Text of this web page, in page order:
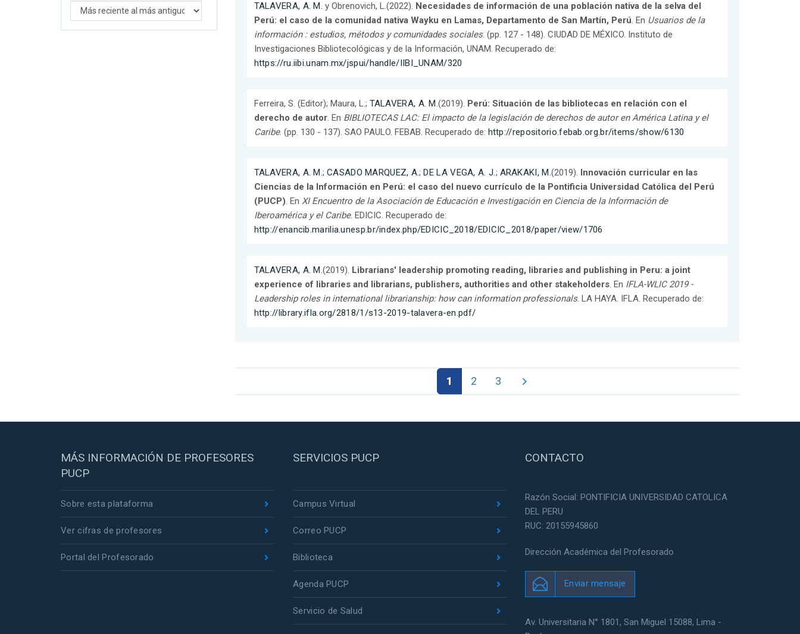
TALAVERA, A. M. y Obrenovich, L.(2022). Necesidades de información de una población nativa de la selva del
Perú: el caso de la comunidad nativa Wayku en Lamas, Departamento de San Martín, Perú. En Usuarios de la
información : estudios, métodos y comunidades sociales. (pp. 127 - 148). CIUDAD DE MÉXICO. Instituto de
Investigaciones Bibliotecológicas y de la Información, UNAM. Recuperado de:
https://ru.iibi.unam.mx/jspui/handle/IIBI_UNAM/320
Ferreira, S. (Editor); Maura, L.; TALAVERA, A. M.(2019). Perú: Situación de las bibliotecas en relación con el
derecho de autor. En BIBLIOTECAS LAC: El impacto de la legislación de derechos de autor en América Latina y el
Caribe. (pp. 130 - 137). SAO PAULO. FEBAB. Recuperado de: http://repositorio.febab.org.br/items/show/6130
TALAVERA, A. M.; CASADO MARQUEZ, A.; DE LA VEGA, A. J.; ARAKAKI, M.(2019). Innovación curricular en las
Ciencias de la Información en Perú: el caso del nuevo currículo de la Pontificia Universidad Católica del Perú
(PUCP). En XI Encuentro de la Asociación de Educación e Investigación en Ciencia de la Información de
Iberoamérica y el Caribe. EDICIC. Recuperado de:
http://enancib.marilia.unesp.br/index.php/EDICIC_2018/EDICIC_2018/paper/view/1706
TALAVERA, A. M.(2019). Librarians' leadership promoting reading, libraries and publishing in Peru: a joint
experience of libraries and librarians, publishers, authorities and other stakeholders. En IFLA-WLIC 2019 -
Leadership roles in international librarianship: how can information professionals. LA HAYA. IFLA. Recuperado de:
http://library.ifla.org/2818/1/s13-2019-talavera-en.pdf/
1 2 3
MÁS INFORMACIÓN DE PROFESORES
PUCP
Sobre esta plataforma
Ver cifras de profesores
Portal del Profesorado
SERVICIOS PUCP
Campus Virtual
Correo PUCP
Biblioteca
Agenda PUCP
Servicio de Salud
CONTACTO
Razón Social: PONTIFICIA UNIVERSIDAD CATOLICA
DEL PERU
RUC: 20155945860
Dirección Académica del Profesorado
Enviar mensaje
Av. Universitaria N° 1801, San Miguel 15088, Lima -